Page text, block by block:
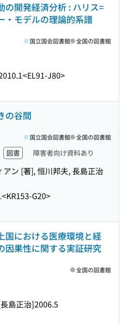
の開発経済分析 : ハリス=
・モデルの理論的系譜
<EL91-J80>
国立国会図書館 全国の図書館
の谷間
図書 障害者向け資料あり
ン [著], 恒川邦夫, 長島正治
<KR153-G20>
国立国会図書館 全国の図書館
国における医療環境と経
因果性に関する実証研究
島正治]2006.5
全国の図書館